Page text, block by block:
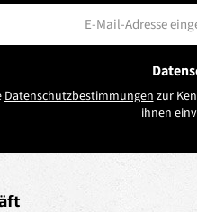
Datenschutzbestimmungenzur
ihnen